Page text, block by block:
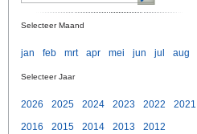
Selecteer Maand
jan feb mrt apr mei jun jul aug
Selecteer Jaar
2026 2025 2024 2023 2022 2021
2016
2015 2014 2013 2012